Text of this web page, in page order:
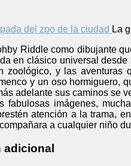
La
Riddle como dibujante
en clásico universal
zoológico, y las aventuras
y un oso hormiguero,
adelante sus caminos se
fabulosas imágenes,
atención a la trama,
a cualquier niño
adicional